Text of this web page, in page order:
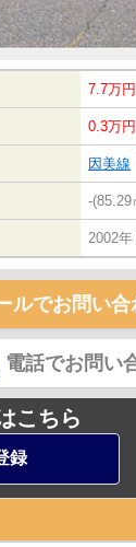
7.7万円
0.3万円
因美線
-(85.29
2002
ルでお問い
電話でお問い
こちら
録